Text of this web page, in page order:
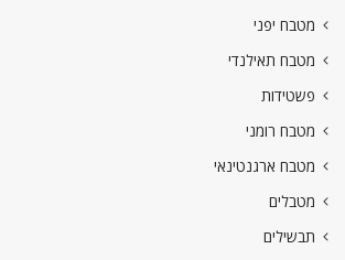
מטבח יפני
מטבח תאילנדי
פשטידות
מטבח רומני
מטבח ארגנטינאי
מטבלים
תבשילים